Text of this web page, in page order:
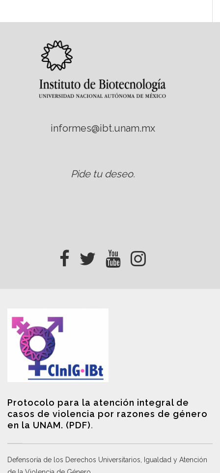
informes@ibt.unam.mx
Pide tu deseo.
Protocolo para la atención integral de
casos de violencia por razones de género
en la UNAM. (PDF).
Defensoría de los Derechos Universitarios, Igualdad y Atención